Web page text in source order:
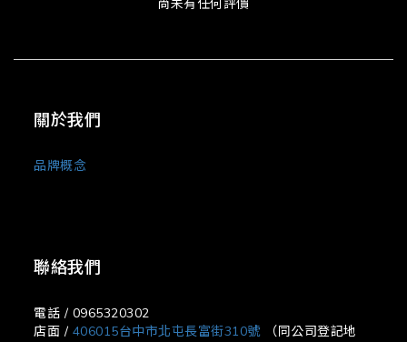
尚未有任何評價
關於我們
品牌概念
聯絡我們
電話 / 0965320302
店面 / 406015台中市北屯長富街310號（同公司登記地